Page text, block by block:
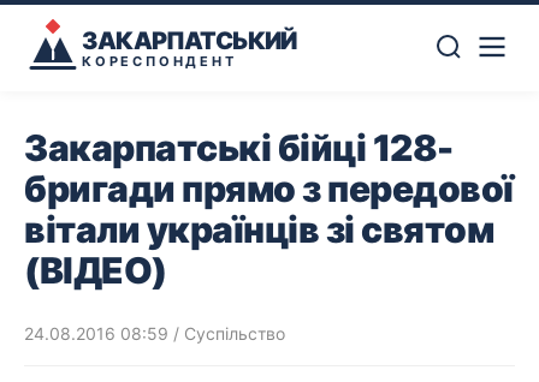
ЗАКАРПАТСЬКИЙ
КОРЕСПОНДЕНТ
Закарпатські бійці 128-
бригади прямо з передової
вітали українців зі святом
(ВІДЕО)
24.08.2016 08:59 / Суспільство